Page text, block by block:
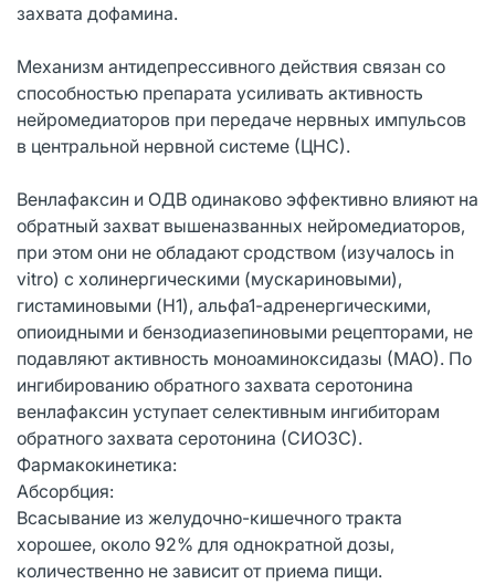
захвата дофамина.
Механизм антидепрессивного действия связан со
способностью препарата усиливать активность
нейромедиаторов при передаче нервных импульсов
в центральной нервной системе (ЦНС).
Венлафаксин и ОДВ одинаково эффективно влияют на
обратный захват вышеназванных нейромедиаторов,
при этом они не обладают сродством (изучалось in
vitro) с холинергическими (мускариновыми),
гистаминовыми (H1), альфа1-адренергическими,
опиоидными и бензодиазепиновыми рецепторами, не
подавляют активность моноаминоксидазы (МАО). По
ингибированию обратного захвата серотонина
венлафаксин уступает селективным ингибиторам
обратного захвата серотонина (СИОЗС).
Фармакокинетика:
Абсорбция:
Всасывание из желудочно-кишечного тракта
хорошее, около 92% для однократной дозы,
количественно не зависит от приема пищи.